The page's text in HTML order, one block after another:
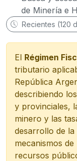
de Minería e
Recientes (120
El Régimen
tributario
República
describiendo
y provinciales,
minero y las
desarrollo de la
mecanismos
recursos